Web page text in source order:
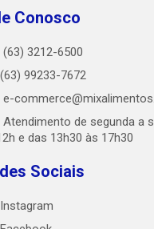
Conosco
(63) 3212-6500
(63) 99233-7672
e-
Atendimento de segunda a
e das 13h30 às 17h30
Sociais
Instagram